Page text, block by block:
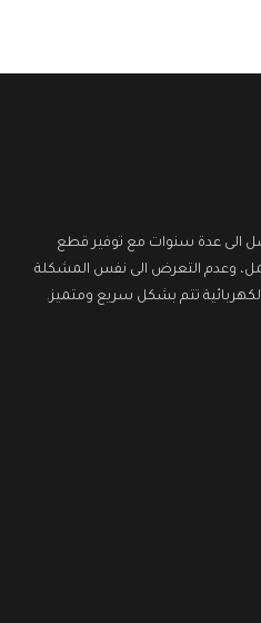
الى عدة سنوات مع توفير قطع
وعدم التعرض الى نفس المشكلة
تتم بشكل سريع ومتميز.